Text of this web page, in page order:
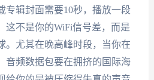
专辑封面需要10秒，播放一段
这不是你的WiFi信号差，而是
。尤其在晚高峰时段，当你在
音频数据包要在拥挤的国际海